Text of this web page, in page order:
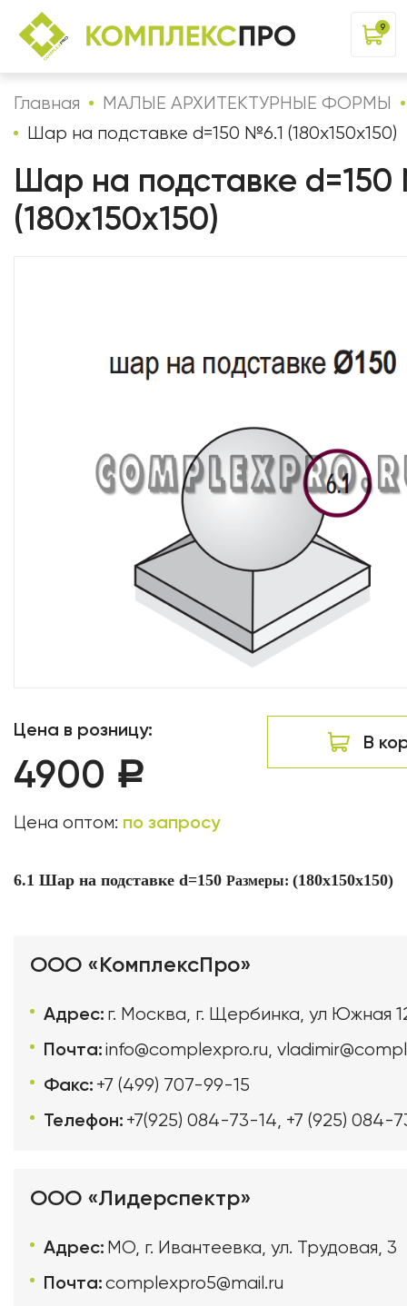
9
Главная
МАЛЫЕ АРХИТЕКТУРНЫЕ ФОРМЫ
Шар на подставке d=150 №6.1 (180х150х150)
Шар на подставке
(180х150х150)
Цена в розницу:
4900 Р
Цена оптом: по запросу
В
6.1 Шар на подставке d=150 Размеры: (180х150х150)
ООО «КомплексПро»
Адрес: г. Москва, г. Щербинка, ул Южная
Почта:info@complexpro.ru,
Факс: +7 (499) 707-99-15
Телефон: +7(925) 084-73-14, +7 (925) 084-
ООО «Лидерспектр»
Адрес: МО, г. Ивантеевка, ул. Трудовая, 3
Почта:complexpro5@mail.ru